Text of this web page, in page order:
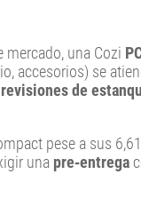
una Cozi
accesorios) se
revisiones de
pese a sus
una pre‑entrega